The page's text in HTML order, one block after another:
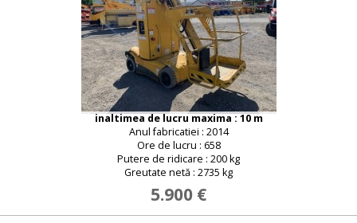
inaltimea de lucru maxima : 10 m
Anul fabricatiei : 2014
Ore de lucru : 658
Putere de ridicare : 200 kg
Greutate netă : 2735 kg
5.900 €
Parola noua